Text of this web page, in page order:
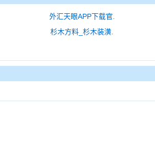
外汇天眼APP下载官.
杉木方料_杉木装潢.